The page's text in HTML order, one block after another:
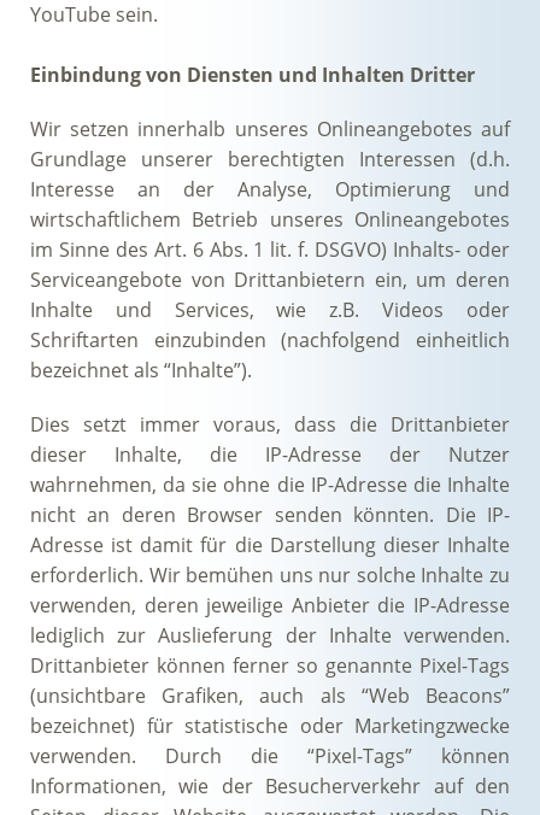
YouTube sein.
Einbindung von Diensten und Inhalten Dritter
Wir setzen innerhalb unseres Onlineangebotes auf
Grundlage unserer berechtigten Interessen (d.h.
Interesse an der Analyse, Optimierung und
wirtschaftlichem Betrieb unseres Onlineangebotes
im Sinne des Art. 6 Abs. 1 lit. f. DSGVO) Inhalts- oder
Serviceangebote von Drittanbietern ein, um deren
Inhalte und Services, wie z.B. Videos oder
Schriftarten einzubinden (nachfolgend einheitlich
bezeichnet als “Inhalte”).
Dies setzt immer voraus, dass die Drittanbieter
dieser Inhalte, die IP-Adresse der Nutzer
wahrnehmen, da sie ohne die IP-Adresse die Inhalte
nicht an deren Browser senden könnten. Die IP-
Adresse ist damit für die Darstellung dieser Inhalte
erforderlich. Wir bemühen uns nur solche Inhalte zu
verwenden, deren jeweilige Anbieter die IP-Adresse
lediglich zur Auslieferung der Inhalte verwenden.
Drittanbieter können ferner so genannte Pixel-Tags
(unsichtbare Grafiken, auch als “Web Beacons”
bezeichnet) für statistische oder Marketingzwecke
verwenden. Durch die “Pixel-Tags” können
Informationen, wie der Besucherverkehr auf den